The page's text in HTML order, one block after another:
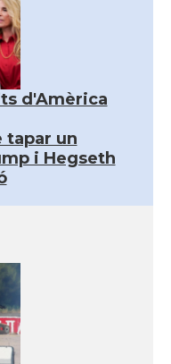
d'Amèrica
tapar un
i Hegseth